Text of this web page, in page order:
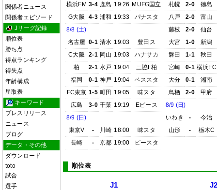
関係者ニュース
関係者エピソード
Jリーグ記録
順位表
勝ち点
得点ランキング
得失点
年齢構成
星取表
キーワード
プレスリリース
ニュース
ブログ
データ・その他
ダウンロード
toto
試合
選手
横浜FM 3-4 鹿島 19:26 MUFG国立
G大阪
4-3 浦和 19:33
パナスタ
8/8 (土)
名古屋 0-1 清水 19:03
豊田ス
C大阪
2-1 岡山 19:03
ハナサカ
柏
2-1 水戸 19:04
三協F柏
福岡
0-1 神戸 19:04
ベススタ
FC東京 1-5 町田 19:05
味スタ
広島
3-0 千葉 19:19
Eピース
8/9 (日)
東京V
- 川崎 18:00
味スタ
長崎
- 京都 19:00 ピースタ
札幌
2-0
徳島
八戸
2-0
富山
藤枝
2-0
仙台
大宮
1-0
新潟
磐田
1-1
秋田
宮崎
0-1 横浜FC
大分
0-1
湘南
鳥栖
2-0
甲府
8/9 (日)
いわき
-
今治
山形
- 栃木C
順位表
J1